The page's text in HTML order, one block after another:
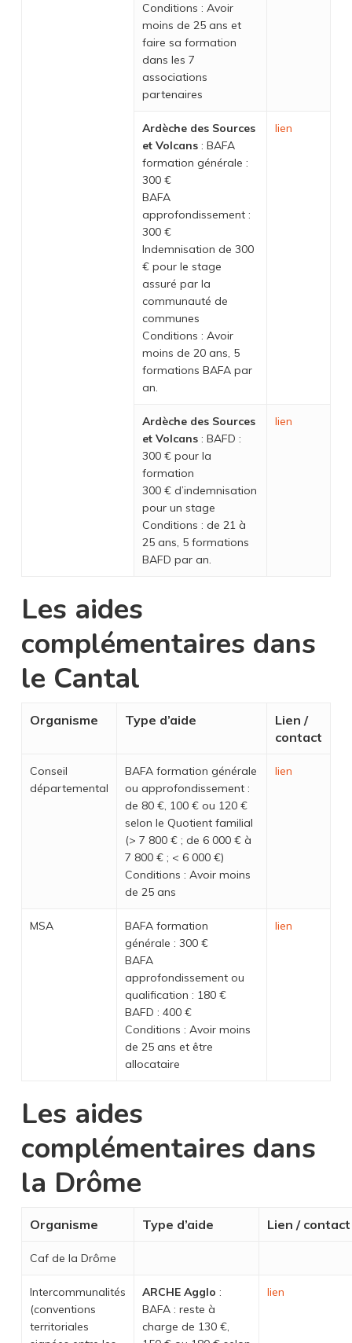
Conditions : Avoir
moins de 25 ans et
faire sa formation
dans les 7
associations
partenaires
Ardèche des Sources
et Volcans: BAFA
formation générale :
300 €
BAFA
approfondissement :
300 €
Indemnisation de 300
€ pour le stage
assuré par la
communauté de
communes
Conditions : Avoir
moins de 20 ans, 5
formations BAFA par
an.
lien
Ardèche des Sources
et Volcans: BAFD :
300 € pour la
formation
300 € d’indemnisation
pour un stage
Conditions : de 21 à
25 ans, 5 formations
BAFD par an.
lien
Les aides
complémentaires dans
le Cantal
Organisme Type d’aide
Lien /
contact
Conseil
départemental
BAFA formation générale
ou approfondissement :
de 80 €, 100 € ou 120 €
selon le Quotient familial
(> 7 800 € ; de 6 000 € à
7 800 € ; < 6 000 €)
Conditions : Avoir moins
de 25 ans
lien
MSA
BAFA formation
générale : 300 €
BAFA
approfondissement ou
qualification : 180 €
BAFD : 400 €
Conditions : Avoir moins
de 25 ans et être
allocataire
lien
Les aides
complémentaires dans
la Drôme
Organisme Type d’aide Lien / contact
Caf de la Drôme
Intercommunalités
(conventions
territoriales
ARCHE Agglo :
BAFA : reste à
charge de 130 €,
lien